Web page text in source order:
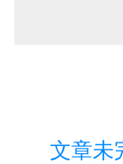
文章未